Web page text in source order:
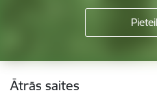
Kājene
Ātrās saites